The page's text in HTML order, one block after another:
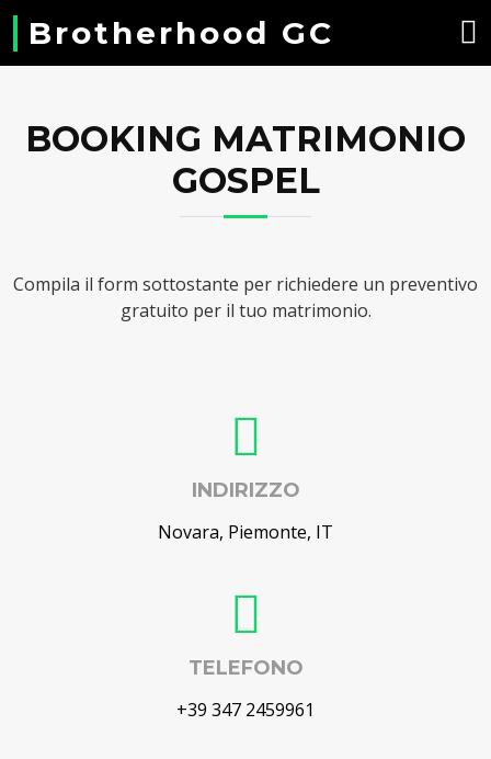
Brotherhood GC
BOOKING MATRIMONIO
GOSPEL
Compila il form sottostante per richiedere un preventivo
gratuito per il tuo matrimonio.
INDIRIZZO
Novara, Piemonte, IT
TELEFONO
+39 347 2459961